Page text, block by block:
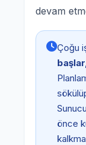
devam
Çoğu
önce